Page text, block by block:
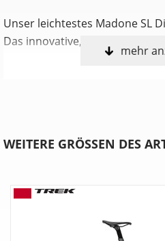
Unser leichtestes Madone SL
Das innovative, schnelle Aero-
und dennoch erschwingliche
So sieht schnell heute aus
Bike hinweg und hält das
Kletterpassagen niedrig.
Konstruktion des gesamten
mehr
WEITERE GRÖSSEN DES